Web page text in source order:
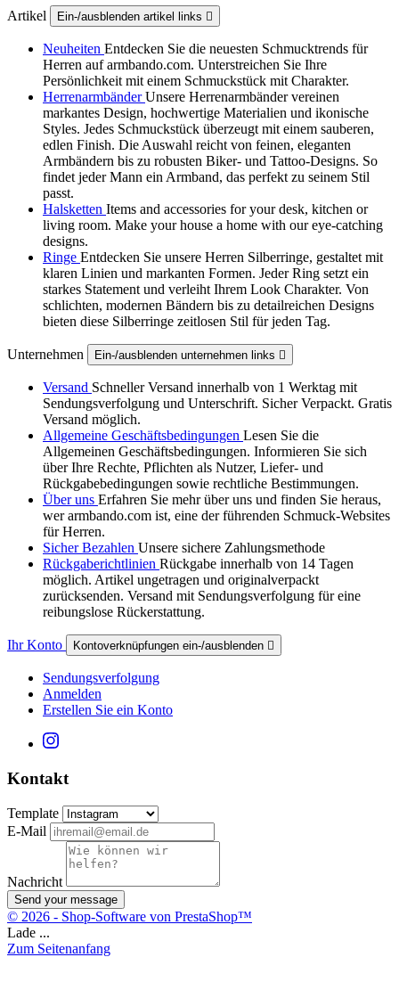
Artikel Ein-/ausblenden artikel links 
Neuheiten Entdecken Sie die neuesten Schmucktrends für
Herren auf armbando.com. Unterstreichen Sie Ihre
Persönlichkeit mit einem Schmuckstück mit Charakter.
HerrenarmbänderUnsere Herrenarmbänder vereinen
markantes Design, hochwertige Materialien und ikonische
Styles. Jedes Schmuckstück überzeugt mit einem sauberen,
edlen Finish. Die Auswahl reicht von feinen, eleganten
Armbändern bis zu robusten Biker‑ und Tattoo‑Designs. So
findet jeder Mann ein Armband, das perfekt zu seinem Stil
passt.
Halsketten Items and accessories for your desk, kitchen or
living room. Make your house a home with our eye-catching
designs.
Ringe Entdecken Sie unsere Herren Silberringe, gestaltet mit
klaren Linien und markanten Formen. Jeder Ring setzt ein
starkes Statement und verleiht Ihrem Look Charakter. Von
schlichten, modernen Bändern bis zu detailreichen Designs
bieten diese Silberringe zeitlosen Stil für jeden Tag.
Unternehmen Ein-/ausblenden unternehmen links 
Versand Schneller Versand innerhalb von 1 Werktag mit
Sendungsverfolgung und Unterschrift. Sicher Verpackt. Gratis
Versand möglich.
Allgemeine Geschäftsbedingungen Lesen Sie die
Allgemeinen Geschäftsbedingungen. Informieren Sie sich
über Ihre Rechte, Pflichten als Nutzer, Liefer- und
Rückgabebedingungen sowie rechtliche Bestimmungen.
Über uns Erfahren Sie mehr über uns und finden Sie heraus,
wer armbando.com ist, eine der führenden Schmuck-Websites
für Herren.
Sicher Bezahlen Unsere sichere Zahlungsmethode
Rückgaberichtlinien Rückgabe innerhalb von 14 Tagen
möglich. Artikel ungetragen und originalverpackt
zurücksenden. Versand mit Sendungsverfolgung für eine
reibungslose Rückerstattung.
Ihr Konto Kontoverknüpfungen ein-/ausblenden 
Sendungsverfolgung
Anmelden
Erstellen Sie ein Konto
Kontakt
Template
E-Mail
Nachricht
Send your message
© 2026 - Shop-Software von PrestaShop™
Lade ...
Zum Seitenanfang